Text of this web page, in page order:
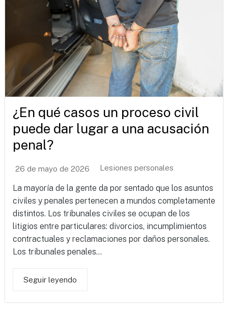
¿En qué casos un proceso civil
puede dar lugar a una acusación
penal?
26 de mayo de 2026 Lesiones personales
La mayoría de la gente da por sentado que los asuntos
civiles y penales pertenecen a mundos completamente
distintos. Los tribunales civiles se ocupan de los
litigios entre particulares: divorcios, incumplimientos
contractuales y reclamaciones por daños personales.
Los tribunales penales...
Seguir leyendo